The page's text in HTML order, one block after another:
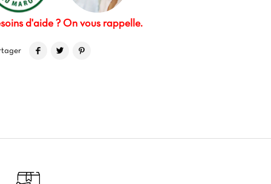
d'aide ? On vous rappelle.